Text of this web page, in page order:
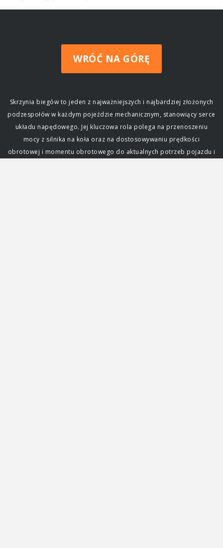
WRÓĆ NA GÓRĘ
Skrzynia biegów to jeden z najważniejszych i najbardziej złożonych
podzespołów w każdym pojeździe mechanicznym, stanowiący serce
układu napędowego. Jej kluczowa rola polega na przenoszeniu
mocy z silnika na koła oraz na dostosowywaniu prędkości
obrotowej i momentu obrotowego do aktualnych potrzeb pojazdu i